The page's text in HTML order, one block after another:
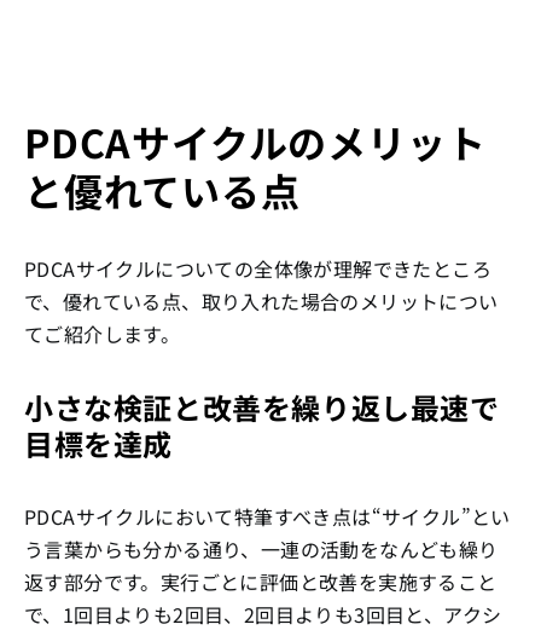
PDCAサイクルのメリット
と優れている点
PDCAサイクルについての全体像が理解できたところ
で、優れている点、取り入れた場合のメリットについ
てご紹介します。
小さな検証と改善を繰り返し最速で
目標を達成
PDCAサイクルにおいて特筆すべき点は“サイクル”とい
う言葉からも分かる通り、一連の活動をなんども繰り
返す部分です。実行ごとに評価と改善を実施すること
で、1回目よりも2回目、2回目よりも3回目と、アクシ